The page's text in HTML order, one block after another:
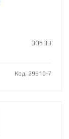
30533
Код: 29510-7